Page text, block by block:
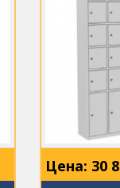
Цена: 30